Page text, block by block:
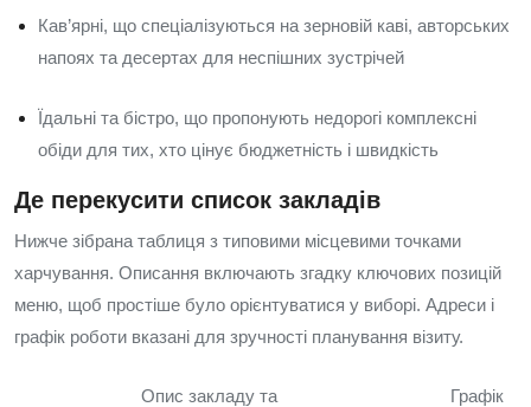
Кав’ярні, що спеціалізуються на зерновій каві, авторських
напоях та десертах для неспішних зустрічей
Їдальні та бістро, що пропонують недорогі комплексні
обіди для тих, хто цінує бюджетність і швидкість
Де перекусити список закладів
Нижче зібрана таблиця з типовими місцевими точками
харчування. Описання включають згадку ключових позицій
меню, щоб простіше було орієнтуватися у виборі. Адреси і
графік роботи вказані для зручності планування візиту.
Опис закладу та
Графік